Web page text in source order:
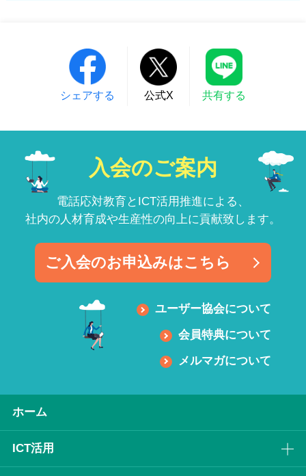
シェアする 公式X 共有する
入会のご案内
電話応対教育とICT活用推進による、
社内の人材育成や生産性の向上に貢献致します。
ご入会のお申込みはこちら
ユーザー協会について
会員特典について
メルマガについて
ホーム
ICT活⽤